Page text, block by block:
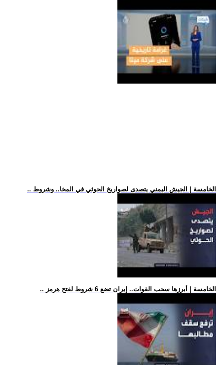
.. الخامسة | الجيش اليمني يتصدى لصواريخ الحوثي في المخا.. وشروط
.. الخامسة | أبرزها سحب القوات.. إيران تضع 6 شروط لفتح هرمز